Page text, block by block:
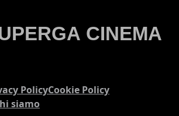
PolicyCookie Policy
siamo